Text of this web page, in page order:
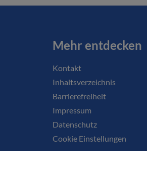
Mehr entdecken
Kontakt
Inhaltsverzeichnis
Barrierefreiheit
Impressum
Datenschutz
Cookie Einstellungen